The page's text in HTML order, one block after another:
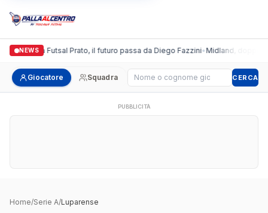
NEWS
Italgronda Futsal Prato, il futuro passa da Diego Fazzini•Midland, doppio
Giocatore Squadra Cerca giocatore CERCA
PUBBLICITÀ
Home/Serie A/Luparense